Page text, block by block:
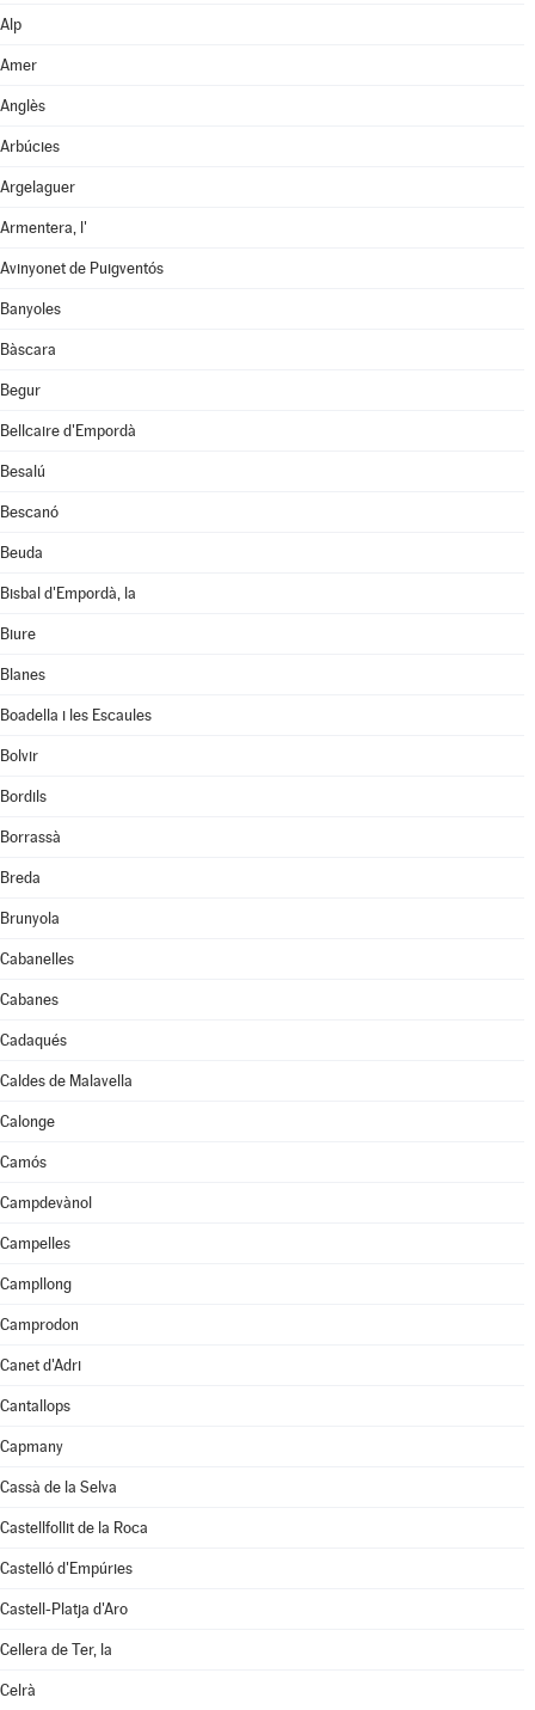
Alp
Amer
Anglès
Arbúcies
Argelaguer
Armentera, l'
Avinyonet de Puigventós
Banyoles
Bàscara
Begur
Bellcaire d'Empordà
Besalú
Bescanó
Beuda
Bisbal d'Empordà, la
Biure
Blanes
Boadella i les Escaules
Bolvir
Bordils
Borrassà
Breda
Brunyola
Cabanelles
Cabanes
Cadaqués
Caldes de Malavella
Calonge
Camós
Campdevànol
Campelles
Campllong
Camprodon
Canet d'Adri
Cantallops
Capmany
Cassà de la Selva
Castellfollit de la Roca
Castelló d'Empúries
Castell-Platja d'Aro
Cellera de Ter, la
Celrà